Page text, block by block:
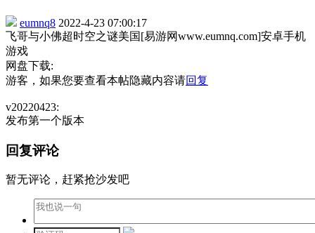
eumnq8 2022-4-23 07:00:17
飞哥与小佛超时空之谜美国[易游网www.eumnq.com]安卓手机
游戏
网盘下载:
游客，如果您要查看本帖隐藏内容请回复
v20220423:
发布第一个版本
回复评论
暂无评论，赶紧抢沙发吧